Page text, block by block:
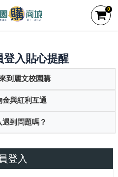
0
登入貼心提醒
到麗文校園購
金與紅利互通
遇到問題嗎？
登入